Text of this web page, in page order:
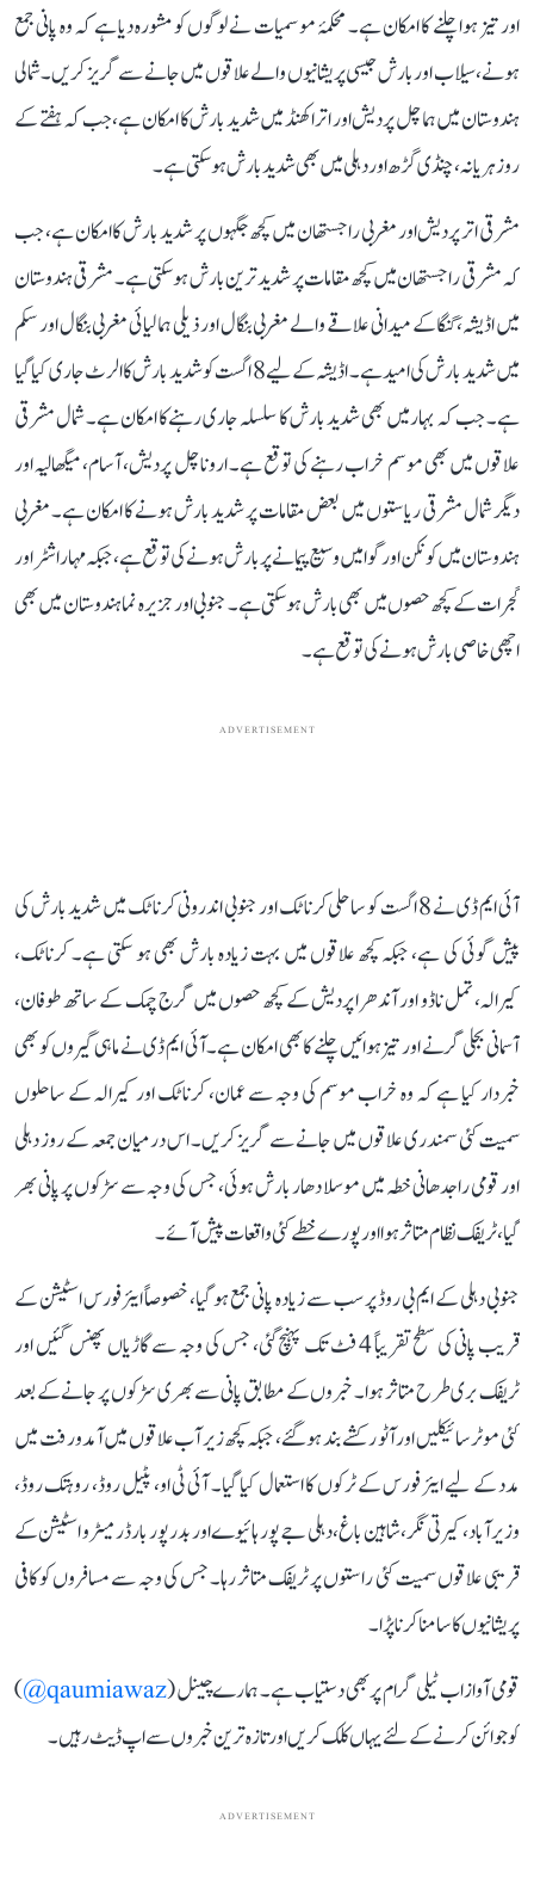
اور تیز ہوا چلنے کا امکان ہے۔ محکمۂ موسمیات نے لوگوں کو مشورہ دیا ہے کہ وہ پانی جمع
ہونے، سیلاب اور بارش جیسی پریشانیوں والے علاقوں میں جانے سے گریز کریں۔ شمالی
ہندوستان میں ہماچل پردیش اور اتراکھنڈ میں شدید بارش کا امکان ہے، جب کہ ہفتے کے
روز ہریانہ، چنڈی گڑھ اور دہلی میں بھی شدید بارش ہوسکتی ہے۔
مشرقی اتر پردیش اور مغربی راجستھان میں کچھ جگہوں پر شدید بارش کا امکان ہے، جب
کہ مشرقی راجستھان میں کچھ مقامات پر شدید ترین بارش ہوسکتی ہے۔ مشرقی ہندوستان
میں اڈیشہ، گنگا کے میدانی علاقے والے مغربی بنگال اور ذیلی ہمالیائی مغربی بنگال اور سکم
میں شدید بارش کی امید ہے۔ اڈیشہ کے لیے 8 اگست کو شدید بارش کا الرٹ جاری کیا گیا
ہے۔ جب کہ بہار میں بھی شدید بارش کا سلسلہ جاری رہنے کا امکان ہے۔ شمال مشرقی
علاقوں میں بھی موسم خراب رہنے کی توقع ہے۔ اروناچل پردیش، آسام، میگھالیہ اور
دیگر شمال مشرقی ریاستوں میں بعض مقامات پر شدید بارش ہونے کا امکان ہے۔ مغربی
ہندوستان میں کونکن اور گوا میں وسیع پیمانے پر بارش ہونے کی توقع ہے، جبکہ مہاراشٹر اور
گجرات کے کچھ حصوں میں بھی بارش ہو سکتی ہے۔ جنوبی اور جزیرہ نما ہندوستان میں بھی
اچھی خاصی بارش ہونے کی توقع ہے۔
ADVERTISEMENT
آئی ایم ڈی نے 8 اگست کو ساحلی کرناٹک اور جنوبی اندرونی کرناٹک میں شدید بارش کی
پیش گوئی کی ہے، جبکہ کچھ علاقوں میں بہت زیادہ بارش بھی ہو سکتی ہے۔ کرناٹک،
کیرالہ، تمل ناڈو اور آندھرا پردیش کے کچھ حصوں میں گرج چمک کے ساتھ طوفان،
آسمانی بجلی گرنے اور تیز ہوائیں چلنے کا بھی امکان ہے۔ آئی ایم ڈی نے ماہی گیروں کو بھی
خبردار کیا ہے کہ وہ خراب موسم کی وجہ سے عمان، کرناٹک اور کیرالہ کے ساحلوں
سمیت کئی سمندری علاقوں میں جانے سے گریز کریں۔ اس درمیان جمعہ کے روز دہلی
اور قومی راجدھانی خطہ میں موسلا دھار بارش ہوئی، جس کی وجہ سے سڑکوں پر پانی بھر
گیا، ٹریفک نظام متاثر ہوا اور پورے خطے کئی واقعات پیش آئے۔
جنوبی دہلی کے ایم بی روڈ پر سب سے زیادہ پانی جمع ہو گیا، خصوصاً ایئر فورس اسٹیشن کے
قریب پانی کی سطح تقریباً 4 فٹ تک پہنچ گئی، جس کی وجہ سے گاڑیاں پھنس گئیں اور
ٹریفک بری طرح متاثر ہوا۔ خبروں کے مطابق پانی سے بھری سڑکوں پر جانے کے بعد
کئی موٹر سائیکلیں اور آٹو رکشے بند ہو گئے، جبکہ کچھ زیر آب علاقوں میں آمدورفت میں
مدد کے لیے ایئر فورس کے ٹرکوں کا استعمال کیا گیا۔ آئی ٹی او، پٹیل روڈ، روہتک روڈ،
وزیرآباد، کیرتی نگر، شاہین باغ، دہلی جے پور ہائیوے اور بدر پور بارڈر میٹرو اسٹیشن کے
قریبی علاقوں سمیت کئی راستوں پر ٹریفک متاثر رہا۔ جس کی وجہ سے مسافروں کو کافی
پریشانیوں کا سامنا کرنا پڑا۔
قومی آواز اب ٹیلی گرام پر بھی دستیاب ہے۔ ہمارے چینل (qaumiawaz@
)
کو جوائن کرنے کے لئے یہاں کلک کریں اور تازہ ترین خبروں سے اپ ڈیٹ رہیں۔
ADVERTISEMENT